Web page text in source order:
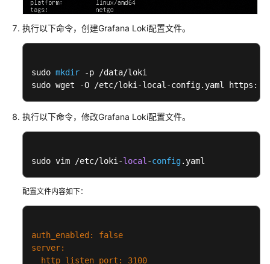
包
具
网
络
数
据
Linux
中
TCP/UDP
口
测
试
执行以下命令，创建Grafana Loki配置文件。
sudo mkdir -p /data/loki
sudo wget -O /etc/loki-local-config.yaml https://
执行以下命令，修改Grafana Loki配置文件。
sudo vim /etc/loki-local -config.yaml
配置文件内容如下：
auth_enabled:
false
server:
http_listen_port:
3100